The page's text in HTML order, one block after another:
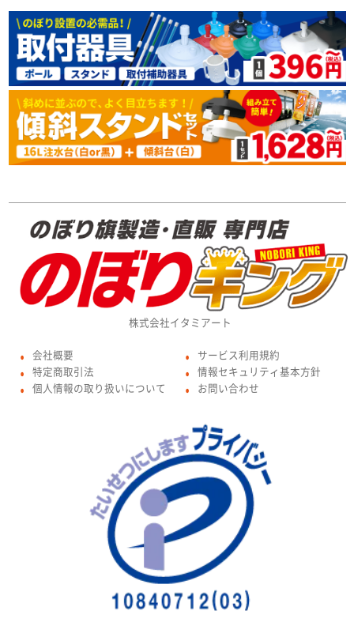
株式会社イタミアート
● 会社概要
● 特定商取引法
● 個人情報の取り扱いについて
● サービス利用規約
● 情報セキュリティ基本方針
● お問い合わせ